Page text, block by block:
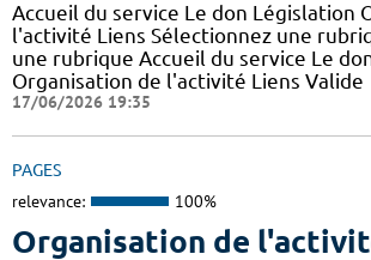
Accueil du service Le don Législation
l'activité Liens Sélectionnez une
une rubrique Accueil du service Le
Organisation de l'activité Liens Valide
17/06/2026 19:35
PAGES
relevance: 100%
Organisation de